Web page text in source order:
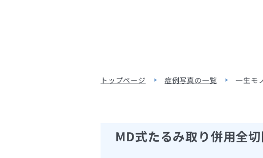
トップページ 症例写真の一覧 一生モ
MD式たるみ取り併用全